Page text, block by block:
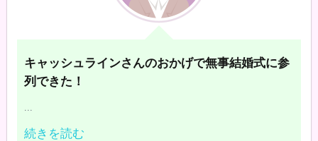
キャッシュラインさんのおかげで無事結婚式に参
列できた！
続きを読む